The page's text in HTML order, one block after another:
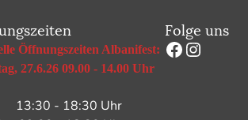
Öffnungszeiten Albanifest:
27.6.26 09.00 - 14.00 Uhr
- 18:30 Uhr
Folge uns
Facebook